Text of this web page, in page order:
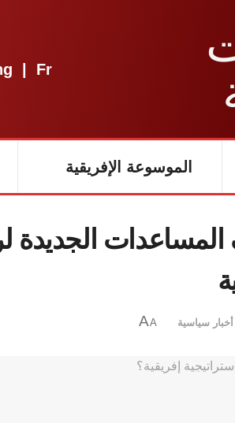
| Fr
الموسوعة الإفريقية
المساعدات
أخبار سياسية A
A